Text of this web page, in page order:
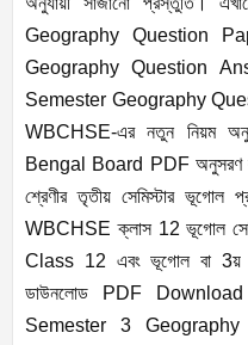
Geography Question
Geography Question
Semester Geography
WBCHSE-এর নতুন নিয়ম
Bengal Board PDF অনুসরণ
শ্রেণীর তৃতীয় সেমিস্টার
WBCHSE ক্লাস 12 ভূগোল
Class 12 এবং ভূগোল বা 3য়
ডাউনলোড PDF
Semester 3